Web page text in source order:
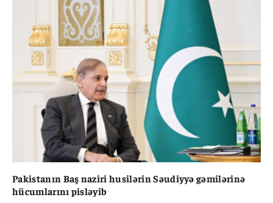
Pakistanın Baş naziri husilərin Səudiyyə gəmilərinə
hücumlarını pisləyib